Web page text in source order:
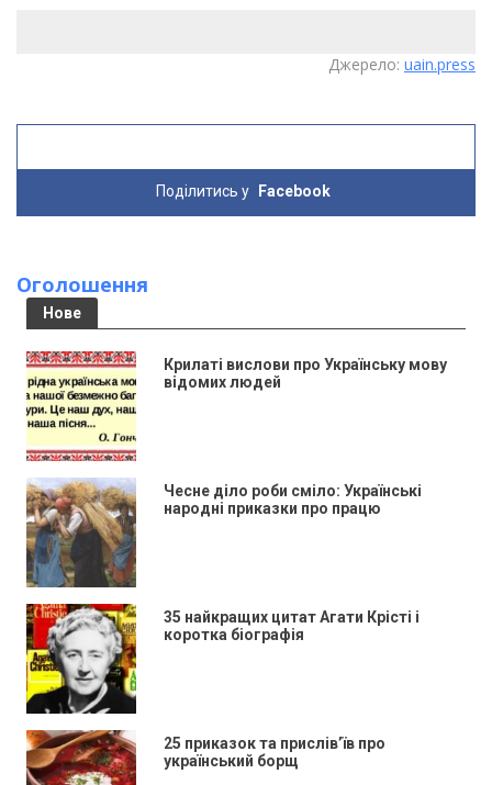
Джерело: uain.press
Поділитись у Facebook
Оголошення
Нове
Крилаті вислови про Українську мову
відомих людей
Чесне діло роби сміло: Українські
народні приказки про працю
35 найкращих цитат Агати Крісті і
коротка біографія
25 приказок та прислів’їв про
український борщ